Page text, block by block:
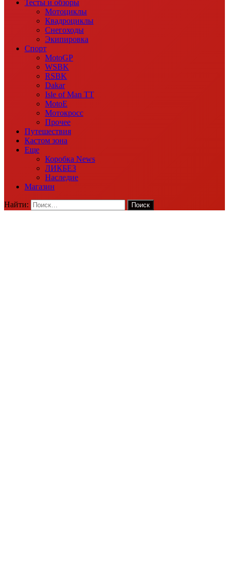
Тесты и обзоры
Мотоциклы
Квадроциклы
Снегоходы
Экипировка
Спорт
MotoGP
WSBK
RSBK
Dakar
Isle of Man TT
MotoE
Мотокросс
Прочее
Путешествия
Кастом зона
Еще
Коробка News
ЛИКБЕЗ
Наследие
Магазин
Найти: